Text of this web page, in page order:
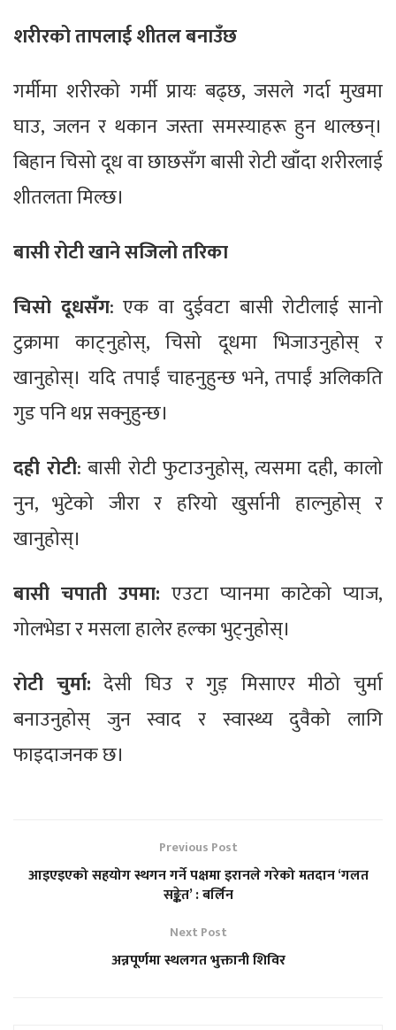
शरीरको तापलाई शीतल बनाउँछ
गर्मीमा शरीरको गर्मी प्रायः बढ्छ, जसले गर्दा मुखमा
घाउ, जलन र थकान जस्ता समस्याहरू हुन थाल्छन्।
बिहान चिसो दूध वा छाछसँग बासी रोटी खाँदा शरीरलाई
शीतलता मिल्छ।
बासी रोटी खाने सजिलो तरिका
चिसो दूधसँग: एक वा दुईवटा बासी रोटीलाई सानो
टुक्रामा काट्नुहोस्, चिसो दूधमा भिजाउनुहोस् र
खानुहोस्। यदि तपाईं चाहनुहुन्छ भने, तपाईं अलिकति
गुड पनि थप्न सक्नुहुन्छ।
दही रोटी: बासी रोटी फुटाउनुहोस्, त्यसमा दही, कालो
नुन, भुटेको जीरा र हरियो खुर्सानी हाल्नुहोस् र
खानुहोस्।
बासी चपाती उपमा: एउटा प्यानमा काटेको प्याज,
गोलभेडा र मसला हालेर हल्का भुट्नुहोस्।
रोटी चुर्मा:देसी घिउ र गुड़ मिसाएर मीठो चुर्मा
बनाउनुहोस् जुन स्वाद र स्वास्थ्य दुवैको लागि
फाइदाजनक छ।
Previous Post
आइएइएको सहयोग स्थगन गर्ने पक्षमा इरानले गरेको मतदान ‘गलत
सङ्केत’ : बर्लिन
Next Post
अन्नपूर्णमा स्थलगत भुक्तानी शिविर